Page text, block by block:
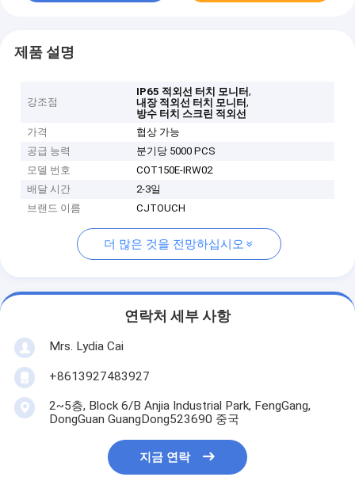
제품 설명
강조점
IP65 적외선 터치 모니터,
내장 적외선 터치 모니터,
방수 터치 스크린 적외선
가격
협상 가능
공급 능력
분기당 5000 PCS
모델 번호
COT150E-IRW02
배달 시간
2-3일
브랜드 이름
CJTOUCH
더 많은 것을 전망하십시오
연락처 세부 사항
Mrs. Lydia Cai
+8613927483927
2~5층, Block 6/B Anjia Industrial Park, FengGang,
DongGuan GuangDong523690 중국
지금 연락